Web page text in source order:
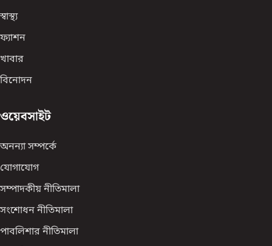
স্বাস্থ্য
ফ্যাশন
খাবার
বিনোদন
ওয়েবসাইট
অনন্যা সম্পর্কে
যোগাযোগ
সম্পাদকীয় নীতিমালা
সংশোধন নীতিমালা
পাবলিশার নীতিমালা